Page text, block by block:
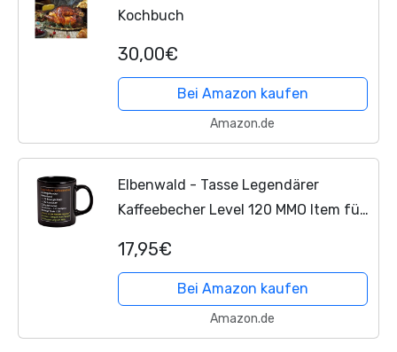
Kochbuch
30,00€
Bei Amazon kaufen
Amazon.de
Elbenwald - Tasse Legendärer
Kaffeebecher Level 120 MMO Item für
Keramik Schwarz
17,95€
Bei Amazon kaufen
Amazon.de